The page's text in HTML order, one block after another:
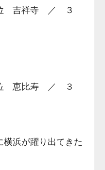
吉祥寺 ／ ３
恵比寿 ／ ３
横浜が躍り出てきた